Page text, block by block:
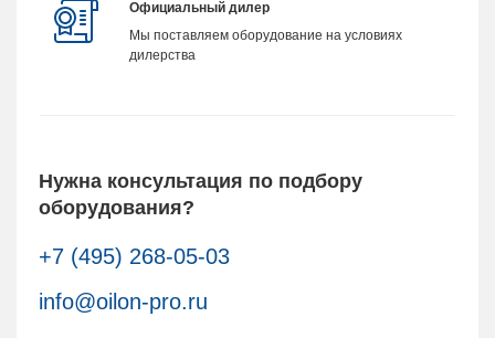
Официальный дилер
Мы поставляем оборудование на условиях
дилерства
Нужна консультация по подбору
оборудования?
+7 (495) 268-05-03
info@oilon-pro.ru